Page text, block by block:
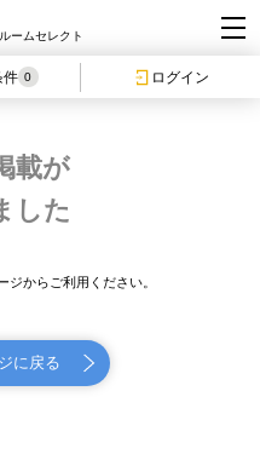
ームセレクト
件 0 ログイン
載が
した
ジからご利用ください。
に戻る